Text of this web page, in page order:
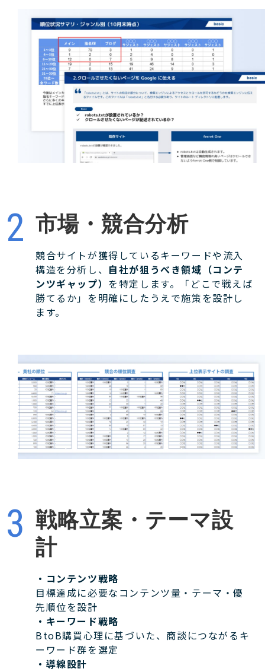
市場・競合分析
競合サイトが獲得しているキーワードや流入
構造を分析し、 自社が狙うべき領域（コンテ
ンツギャップ） を特定します。「どこで戦えば
勝てるか」を明確にしたうえで施策を設計し
ます。
戦略立案・テーマ設
計
・コンテンツ戦略
目標達成に必要なコンテンツ量・テーマ・優
先順位を設計
・キーワード戦略
BtoB購買心理に基づいた、商談につながるキ
ーワード群を選定
・導線設計